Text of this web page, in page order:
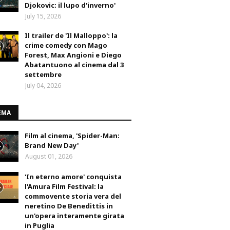
Djokovic: il lupo d'inverno'
July 15, 2026
Il trailer de 'Il Malloppo': la
crime comedy con Mago
Forest, Max Angioni e Diego
Abatantuono al cinema dal 3
settembre
July 04, 2026
Film al cinema, 'Spider-Man:
Brand New Day'
August 01, 2026
'In eterno amore' conquista
l'Amura Film Festival: la
commovente storia vera del
neretino De Benedittis in
un'opera interamente girata
in Puglia